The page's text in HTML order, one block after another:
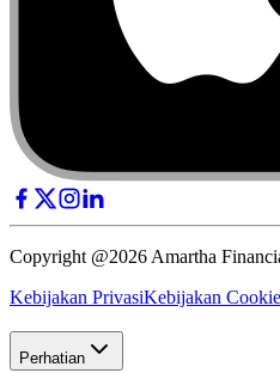
Copyright @2026 Amartha
Kebijakan PrivasiKebijakan
Perhatian